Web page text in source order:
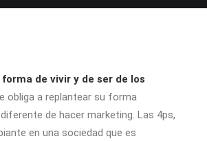
de vivir y de ser de los
obliga a replantear su forma
de hacer marketing. Las 4ps,
en una sociedad que es